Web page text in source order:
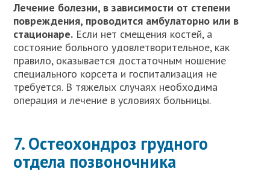
Лечение болезни, в зависимости от степени
повреждения, проводится амбулаторно или в
стационаре. Если нет смещения костей, а
состояние больного удовлетворительное, как
правило, оказывается достаточным ношение
специального корсета и госпитализация не
требуется. В тяжелых случаях необходима
операция и лечение в условиях больницы.
7. Остеохондроз грудного
отдела позвоночника